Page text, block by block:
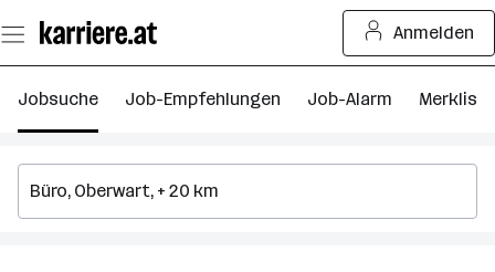
Seiteninhalt
springen
Anmelden
Jobsuche Job-Empfehlungen Job-Alarm Merkliste